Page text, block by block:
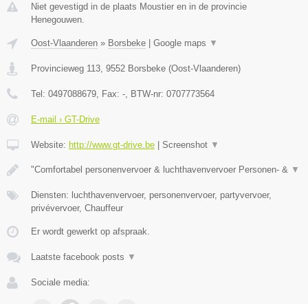
Niet gevestigd in de plaats Moustier en in de provincie
Henegouwen.
Oost-Vlaanderen » Borsbeke Google maps ▼
Provincieweg 113 9552 Borsbeke (Oost-Vlaanderen)
Tel: 0497088679 , Fax: - , BTW-nr: 0707773564
E-mail › GT-Drive
Website: http://www.gt-drive.be Screenshot ▼
"Comfortabel personenvervoer & luchthavenvervoer Personen- & ▼
Diensten: luchthavenvervoer, personenvervoer, partyvervoer,
privévervoer, Chauffeur
Er wordt gewerkt op afspraak.
Laatste facebook posts ▼
Sociale media: